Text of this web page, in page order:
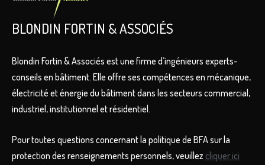
BLONDIN FORTIN & ASSOCIÉS
Blondin Fortin & Associés est une firme d’ingénieurs experts-
conseils en bâtiment. Elle offre ses compétences en mécanique,
électricité et énergie du bâtiment dans les secteurs commercial,
industriel, institutionnel et résidentiel.
Pour toutes questions concernant la politique de BFA sur la
protection des renseignements personnels, veuillez cliquer ici